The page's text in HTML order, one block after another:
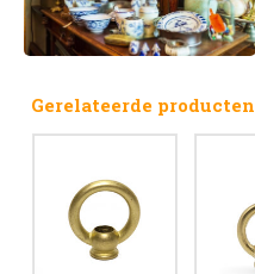
Gerelateerde producten